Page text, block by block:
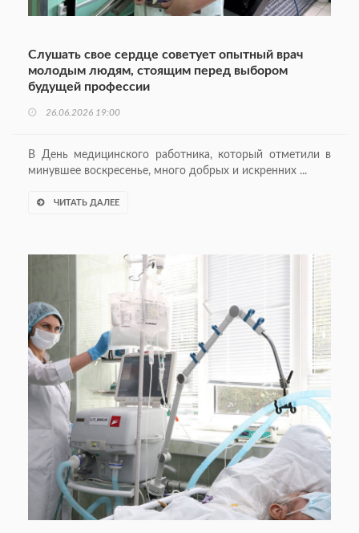
Слушать свое сердце советует опытный врач
молодым людям, стоящим перед выбором
будущей профессии
26.06.2026 19:00
В День медицинского работника, который отметили в
минувшее воскресенье, много добрых и искренних ...
ЧИТАТЬ ДАЛЕЕ